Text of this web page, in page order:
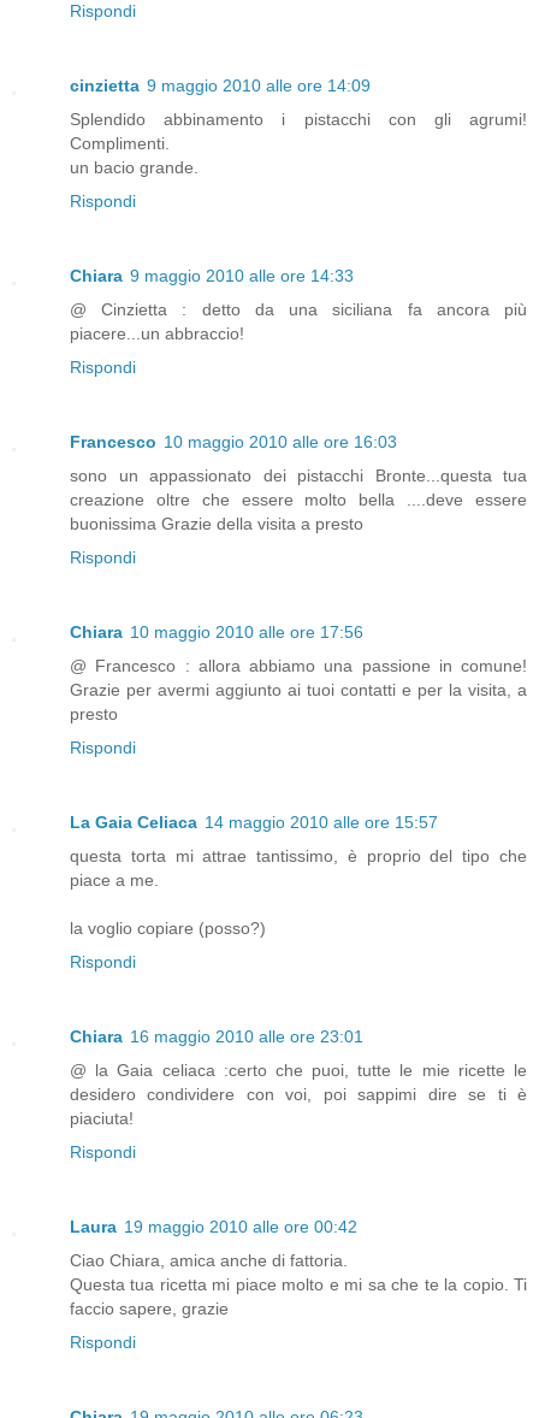
Rispondi
cinzietta 9 maggio 2010 alle ore 14:09
Splendido abbinamento i pistacchi con gli agrumi!
Complimenti.
un bacio grande.
Rispondi
Chiara 9 maggio 2010 alle ore 14:33
@ Cinzietta : detto da una siciliana fa ancora più
piacere...un abbraccio!
Rispondi
Francesco 10 maggio 2010 alle ore 16:03
sono un appassionato dei pistacchi Bronte...questa tua
creazione oltre che essere molto bella ....deve essere
buonissima Grazie della visita a presto
Rispondi
Chiara 10 maggio 2010 alle ore 17:56
@ Francesco : allora abbiamo una passione in comune!
Grazie per avermi aggiunto ai tuoi contatti e per la visita, a
presto
Rispondi
La Gaia Celiaca 14 maggio 2010 alle ore 15:57
questa torta mi attrae tantissimo, è proprio del tipo che
piace a me.
la voglio copiare (posso?)
Rispondi
Chiara 16 maggio 2010 alle ore 23:01
@ la Gaia celiaca :certo che puoi, tutte le mie ricette le
desidero condividere con voi, poi sappimi dire se ti è
piaciuta!
Rispondi
Laura 19 maggio 2010 alle ore 00:42
Ciao Chiara, amica anche di fattoria.
Questa tua ricetta mi piace molto e mi sa che te la copio. Ti
faccio sapere, grazie
Rispondi